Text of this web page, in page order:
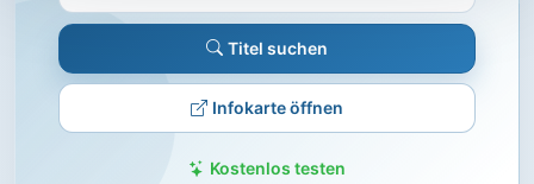
Titel suchen
Infokarte öffnen
Kostenlos testen